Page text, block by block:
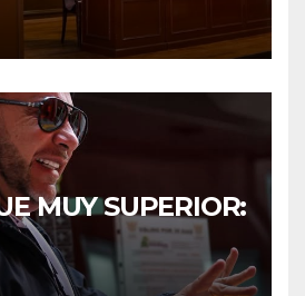
MUY SUPERIOR: